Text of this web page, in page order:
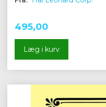
495,00
Læg i kurv